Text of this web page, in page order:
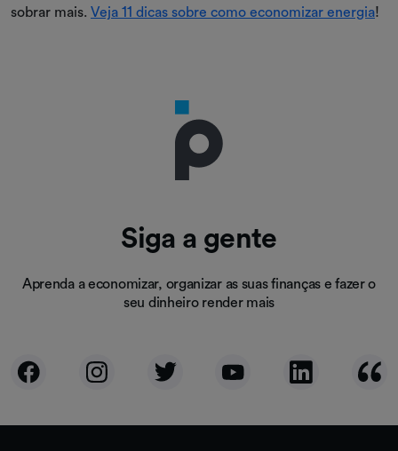
sobrar mais. Veja 11 dicas sobre como economizar energia!
Siga a gente
Aprenda a economizar, organizar as suas finanças e fazer o
seu dinheiro render mais